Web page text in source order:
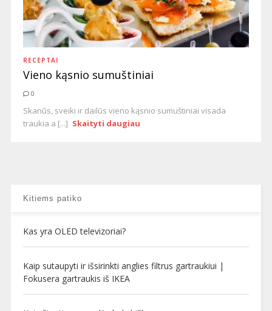
RECEPTAI
Vieno kąsnio sumuštiniai
0
Skanūs, sveiki ir dailūs vieno kąsnio sumuštiniai visada
traukia a [...] Skaityti daugiau
Kitiems patiko
Kas yra OLED televizoriai?
Kaip sutaupyti ir išsirinkti anglies filtrus gartraukiui |
Fokusera gartraukis iš IKEA